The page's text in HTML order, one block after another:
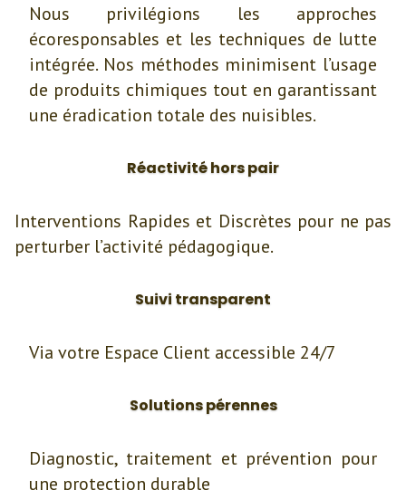
Nous privilégions les approches
écoresponsables et les techniques de lutte
intégrée. Nos méthodes minimisent l’usage
de produits chimiques tout en garantissant
une éradication totale des nuisibles.
Réactivité hors pair
Interventions Rapides et Discrètes pour ne pas
perturber l’activité pédagogique.
Suivi transparent
Via votre Espace Client accessible 24/7
Solutions pérennes
Diagnostic, traitement et prévention pour
une protection durable